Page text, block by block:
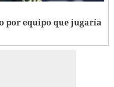
por equipo que jugaría